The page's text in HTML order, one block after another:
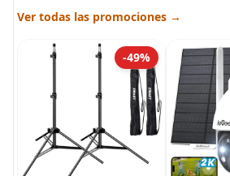
Ver todas las promociones →
-49%